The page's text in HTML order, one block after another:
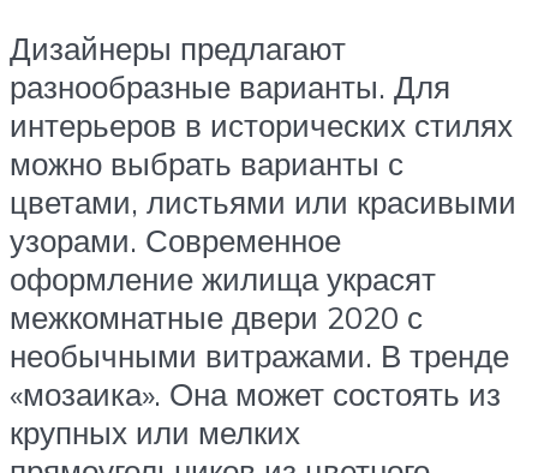
Дизайнеры предлагают
разнообразные варианты. Для
интерьеров в исторических стилях
можно выбрать варианты с
цветами, листьями или красивыми
узорами. Современное
оформление жилища украсят
межкомнатные двери 2020 с
необычными витражами. В тренде
«мозаика». Она может состоять из
крупных или мелких